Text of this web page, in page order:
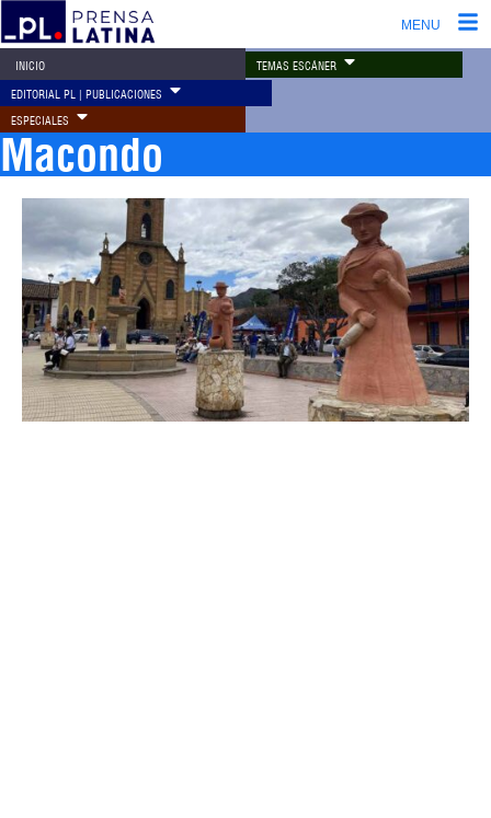
MENU
INICIO TEMAS ESCÁNER
EDITORIAL PL | PUBLICACIONES
ESPECIALES
Macondo